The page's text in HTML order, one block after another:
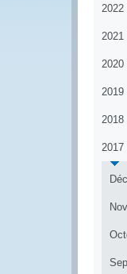
2022
2021
2020
2019
2018
2017